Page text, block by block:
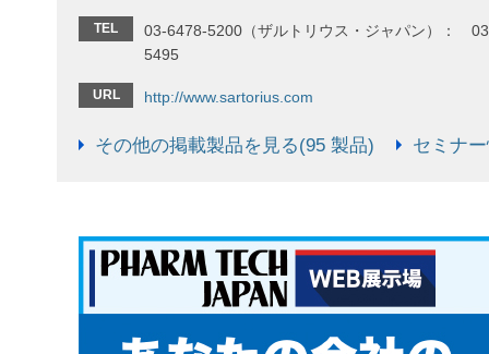
TEL
03-6478-5200（ザルトリウス・ジャパン）：
5495
URL http://www.sartorius.com
その他の掲載製品を見る(95 製品) セミナ